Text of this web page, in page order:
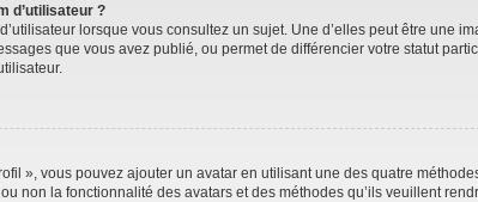
d’utilisateur ?
lorsque vous consultez un sujet. Une d’elles peut être une
que vous avez publié, ou permet de différencier votre statut
», vous pouvez ajouter un avatar en utilisant une des quatre
non la fonctionnalité des avatars et des méthodes qu’ils veuillent